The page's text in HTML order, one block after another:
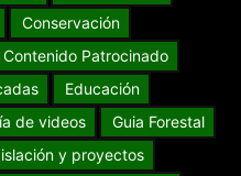
Conservación
Contenido Patrocinado
Educación
de videos
Guia Forestal
y proyectos